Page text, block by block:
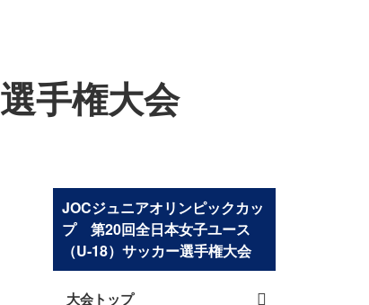
手権大会
JOCジュニアオリンピックカッ
プ 第20回全日本女子ユース
（U-18）サッカー選手権大会
大会トップ